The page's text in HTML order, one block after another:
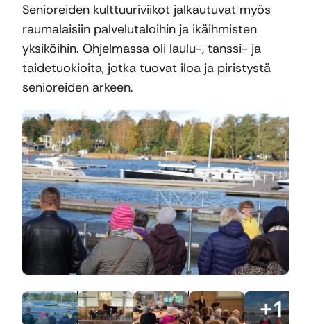
Senioreiden kulttuuriviikot jalkautuvat myös
raumalaisiin palvelutaloihin ja ikäihmisten
yksiköihin. Ohjelmassa oli laulu-, tanssi- ja
taidetuokioita, jotka tuovat iloa ja piristystä
senioreiden arkeen.
+1